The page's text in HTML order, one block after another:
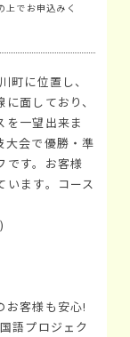
でお申込みく
町に位置し、
面しており、
を一望出来ま
大会で優勝・準
です。お客様
います。コース
客様も安心!
語プロジェク